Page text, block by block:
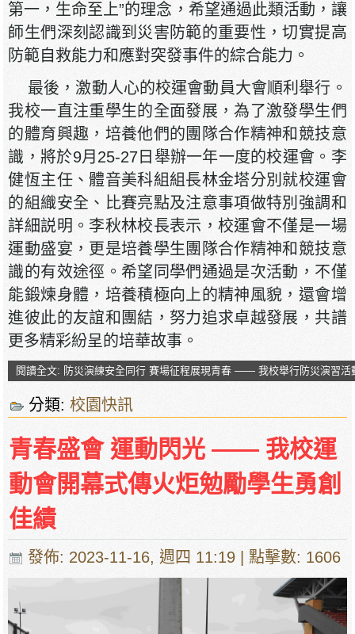
第一，生命至上”的理念，希望通過此類活動，讓
師生們深刻認識到災害防範的重要性，切實提高
防範自救能力和應對突發事件的綜合能力。
最後，激動人心的校運會動員大會順利舉行。
我校一直注重學生的全面發展，為了激發學生們
的體育興趣，培養他們的團隊合作精神和競技意
識，將於9月25-27日舉辦一年一度的校運會。李
健恆主任、體音美科組組長林金塔分別就校運會
的組織安全、比賽亮點及注意事項做特別強調和
詳細説明。李秋林校長表示，校運會不僅是一場
運動盛宴，更是培養學生團隊合作精神和競技意
識的有效途徑。希望同學們通過是次活動，不僅
能鍛煉身體，培養積極向上的精神風貌，還會增
進彼此的友誼和團結，努力追求卓越發展，共譜
更多精彩紛呈的培華故事。
閱讀全文: 防災演練安全同行 賽場征程展現青春 —— 我校舉行防災演習活
分類:校園快訊
青春盛會 運動閃光 —— 我校運
動會開幕式傳火炬勉勵學生勇創
佳績
發佈: 2023-11-16, 週四 11:19 | 點擊數: 1606